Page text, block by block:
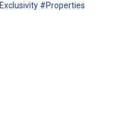
#Properties